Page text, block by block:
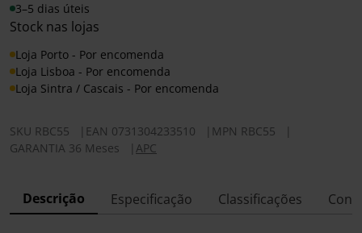
3–5 dias úteis
Stock nas lojas
Loja Porto - Por encomenda
Loja Lisboa - Por encomenda
Loja Sintra / Cascais - Por encomenda
SKU RBC55 EAN 0731304233510 MPN RBC55
GARANTIA 36 Meses
APC
Descrição Especificação Classificações